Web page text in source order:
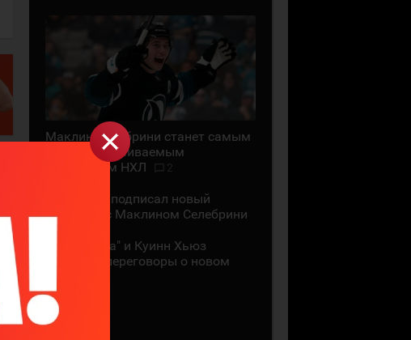
Маклин Селебрини станет самым
высокооплачиваемым
хоккеистом НХЛ
"Сан-Хосе" подписал новый
контракт с Маклином Селебрини
"Миннесота" и Куинн Хьюз
проведут переговоры о новом
28 ИЮЛЯ